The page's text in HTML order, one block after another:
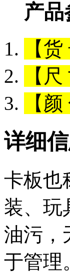
产品
【货
【尺
【颜
详细
卡板也
装、玩
油污，
于管理